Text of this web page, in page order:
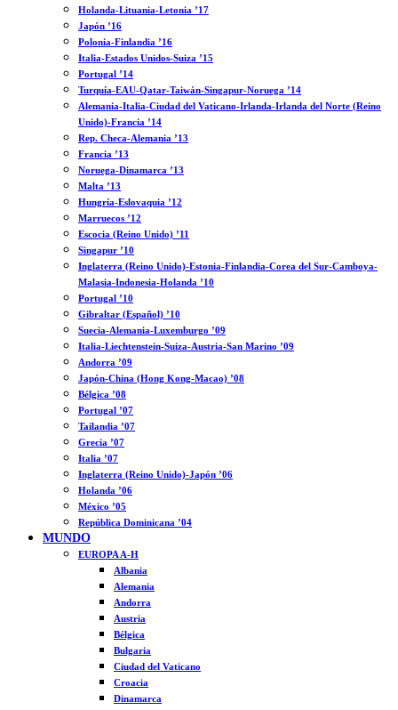
Holanda-Lituania-Letonia ’17
Japón ’16
Polonia-Finlandia ’16
Italia-Estados Unidos-Suiza ’15
Portugal ’14
Turquía-EAU-Qatar-Taiwán-Singapur-Noruega ’14
Alemania-Italia-Ciudad del Vaticano-Irlanda-Irlanda del Norte (Reino
Unido)-Francia ’14
Rep. Checa-Alemania ’13
Francia ’13
Noruega-Dinamarca ’13
Malta ’13
Hungría-Eslovaquia ’12
Marruecos ’12
Escocia (Reino Unido) ’11
Singapur ’10
Inglaterra (Reino Unido)-Estonia-Finlandia-Corea del Sur-Camboya-
Malasia-Indonesia-Holanda ’10
Portugal ’10
Gibraltar (Español) ’10
Suecia-Alemania-Luxemburgo ’09
Italia-Liechtenstein-Suiza-Austria-San Marino ’09
Andorra ’09
Japón-China (Hong Kong-Macao) ’08
Bélgica ’08
Portugal ’07
Tailandia ’07
Grecia ’07
Italia ’07
Inglaterra (Reino Unido)-Japón ’06
Holanda ’06
México ’05
República Dominicana ’04
MUNDO
EUROPA A-H
Albania
Alemania
Andorra
Austria
Bélgica
Bulgaria
Ciudad del Vaticano
Croacia
Dinamarca